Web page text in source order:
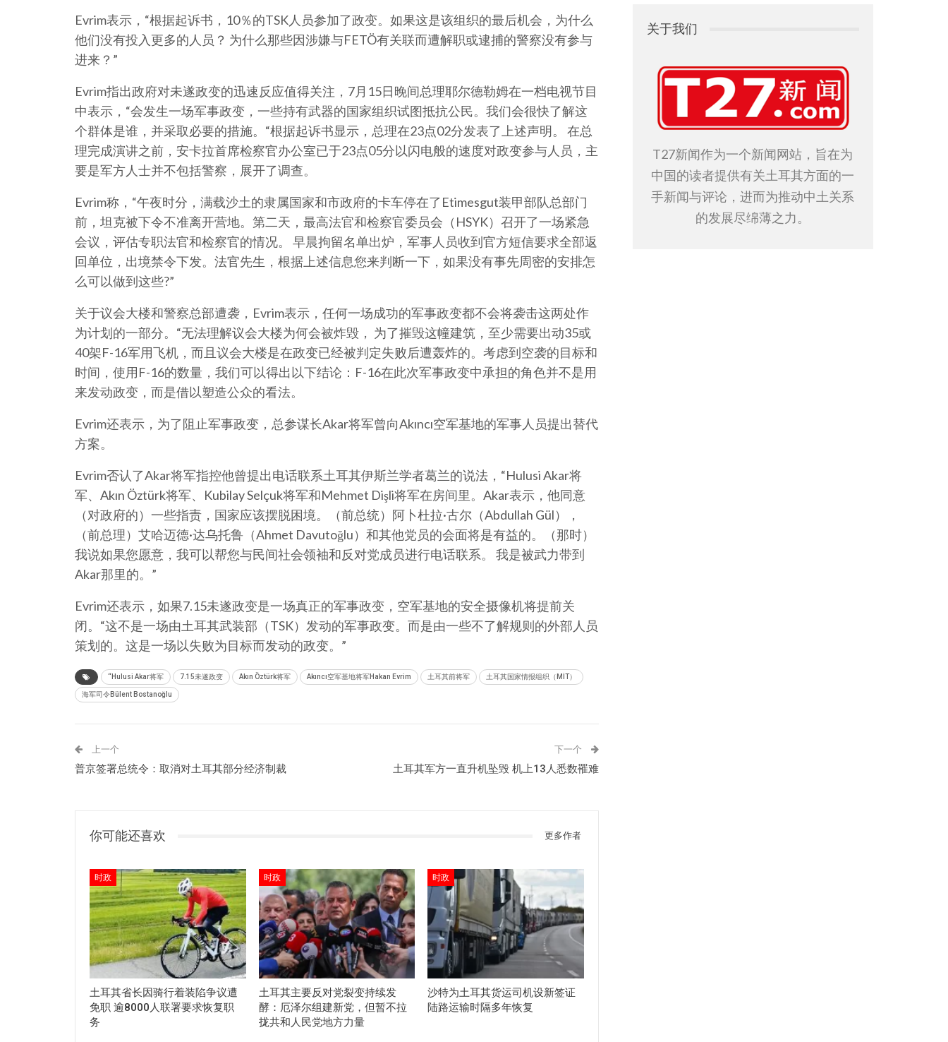
Evrim表示，“根据起诉书，10％的TSK人员参加了政变。如果这是该组织的最后机会，为什么
他们没有投入更多的人员？ 为什么那些因涉嫌与FETÖ有关联而遭解职或逮捕的警察没有参与
进来？”
Evrim指出政府对未遂政变的迅速反应值得关注，7月15日晚间总理耶尔德勒姆在一档电视节目
中表示，“会发生一场军事政变，一些持有武器的国家组织试图抵抗公民。我们会很快了解这
个群体是谁，并采取必要的措施。“根据起诉书显示，总理在23点02分发表了上述声明。 在总
理完成演讲之前，安卡拉首席检察官办公室已于23点05分以闪电般的速度对政变参与人员，主
要是军方人士并不包括警察，展开了调查。
Evrim称，“午夜时分，满载沙土的隶属国家和市政府的卡车停在了Etimesgut装甲部队总部门
前，坦克被下令不准离开营地。第二天，最高法官和检察官委员会（HSYK）召开了一场紧急
会议，评估专职法官和检察官的情况。 早晨拘留名单出炉，军事人员收到官方短信要求全部返
回单位，出境禁令下发。法官先生，根据上述信息您来判断一下，如果没有事先周密的安排怎
么可以做到这些?”
关于议会大楼和警察总部遭袭，Evrim表示，任何一场成功的军事政变都不会将袭击这两处作
为计划的一部分。“无法理解议会大楼为何会被炸毁， 为了摧毁这幢建筑，至少需要出动35或
40架F-16军用飞机，而且议会大楼是在政变已经被判定失败后遭轰炸的。考虑到空袭的目标和
时间，使用F-16的数量，我们可以得出以下结论：F-16在此次军事政变中承担的角色并不是用
来发动政变，而是借以塑造公众的看法。
Evrim还表示，为了阻止军事政变，总参谋长Akar将军曾向Akıncı空军基地的军事人员提出替代
方案。
Evrim否认了Akar将军指控他曾提出电话联系土耳其伊斯兰学者葛兰的说法，“Hulusi Akar将
军、Akın Öztürk将军、Kubilay Selçuk将军和Mehmet Dişli将军在房间里。Akar表示，他同意
（对政府的）一些指责，国家应该摆脱困境。（前总统）阿卜杜拉·古尔（Abdullah Gül），
（前总理）艾哈迈德·达乌托鲁（Ahmet Davutoğlu）和其他党员的会面将是有益的。（那时）
我说如果您愿意，我可以帮您与民间社会领袖和反对党成员进行电话联系。 我是被武力带到
Akar那里的。”
Evrim还表示，如果7.15未遂政变是一场真正的军事政变，空军基地的安全摄像机将提前关
闭。“这不是一场由土耳其武装部（TSK）发动的军事政变。而是由一些不了解规则的外部人员
策划的。这是一场以失败为目标而发动的政变。”
“Hulusi Akar将军 7.15未遂政变 Akın Öztürk将军 Akıncı空军基地将军Hakan Evrim 土耳其前将军 土耳其国家情报组织（MİT）
海军司令Bülent Bostanoğlu
上一个
普京签署总统令：取消对土耳其部分经济制裁
下一个
土耳其军方一直升机坠毁 机上13人悉数罹难
你可能还喜欢 更多作者
时政
土耳其省长因骑行着装陷争议遭
免职 逾8000人联署要求恢复职
务
时政
土耳其主要反对党裂变持续发
酵：厄泽尔组建新党，但暂不拉
拢共和人民党地方力量
时政
沙特为土耳其货运司机设新签证
陆路运输时隔多年恢复
关于我们
T27新闻作为一个新闻网站，旨在为
中国的读者提供有关土耳其方面的一
手新闻与评论，进而为推动中土关系
的发展尽绵薄之力。